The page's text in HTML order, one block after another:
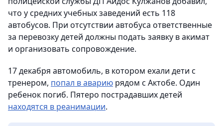
что у средних учебных заведений есть 118
автобусов. При отсутствии автобуса ответственные
за перевозку детей должны подать заявку в акимат
и организовать сопровождение.
17 декабря автомобиль, в котором ехали дети с
тренером, попал в аварию рядом с Актобе. Один
ребенок погиб. Пятеро пострадавших детей
находятся в реанимации.